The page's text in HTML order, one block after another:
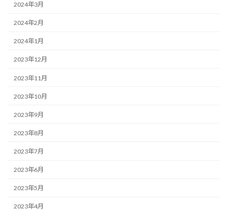
2024年3月
2024年2月
2024年1月
2023年12月
2023年11月
2023年10月
2023年9月
2023年8月
2023年7月
2023年6月
2023年5月
2023年4月